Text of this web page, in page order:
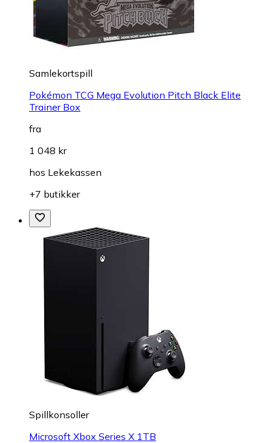
Samlekortspill
Pokémon TCG Mega Evolution Pitch Black Elite
Trainer Box
fra
1 048 kr
hos Lekekassen
+7 butikker
Spillkonsoller
Microsoft Xbox Series X 1TB